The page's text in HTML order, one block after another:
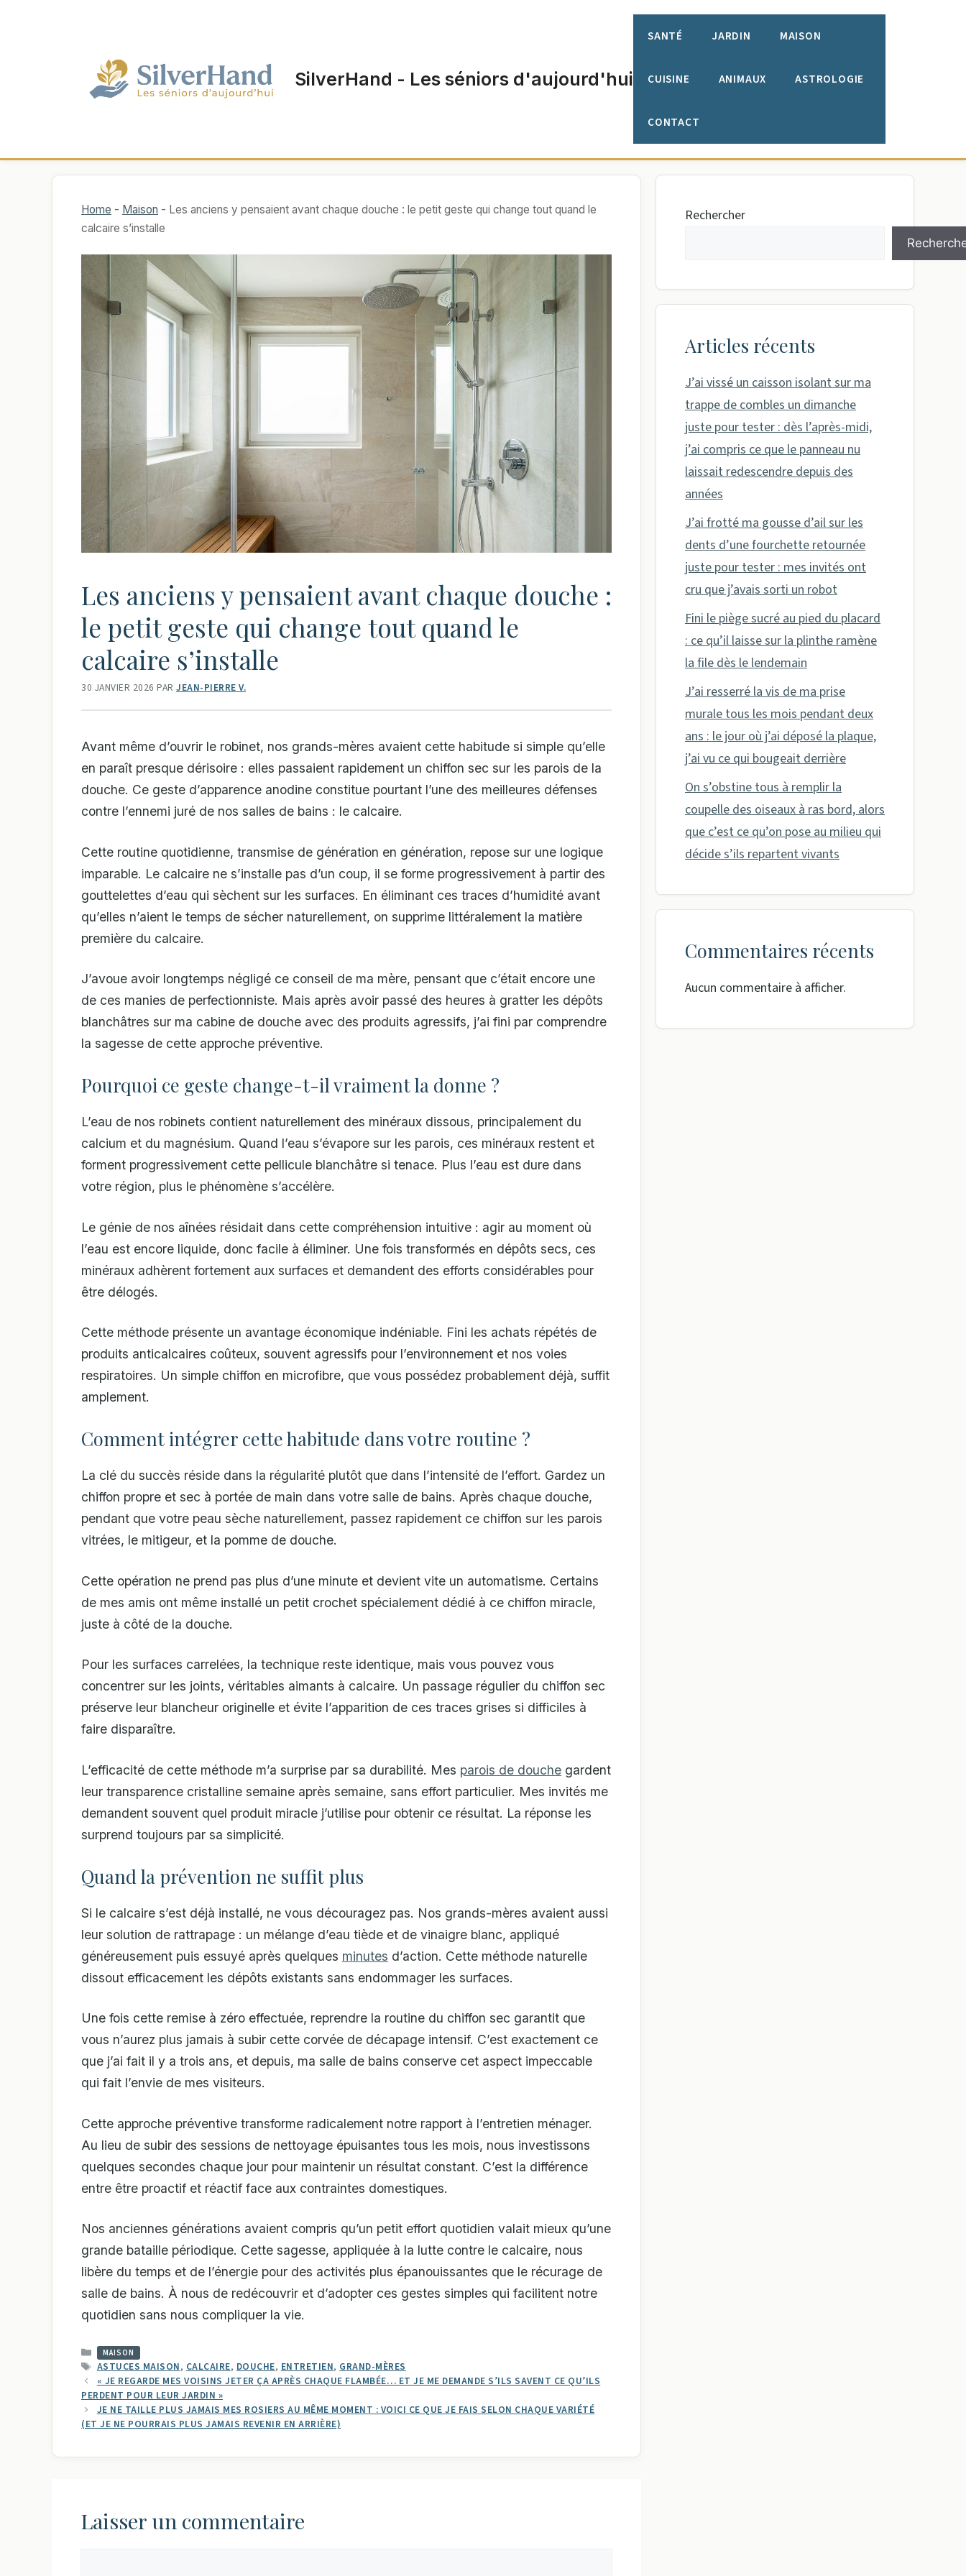
SilverHand - Les séniors d'aujourd'hui
SANTÉ JARDIN MAISON
CUISINE ANIMAUX ASTROLOGIE
CONTACT
Home - Maison - Les anciens y pensaient avant chaque douche : le petit geste qui change tout quand le
calcaire s’installe
Les anciens y pensaient avant chaque douche :
le petit geste qui change tout quand le
calcaire s’installe
30 JANVIER 2026 PAR JEAN-PIERRE V.
Avant même d’ouvrir le robinet, nos grands-mères avaient cette habitude si simple qu’elle
en paraît presque dérisoire : elles passaient rapidement un chiffon sec sur les parois de la
douche. Ce geste d’apparence anodine constitue pourtant l’une des meilleures défenses
contre l’ennemi juré de nos salles de bains : le calcaire.
Cette routine quotidienne, transmise de génération en génération, repose sur une logique
imparable. Le calcaire ne s’installe pas d’un coup, il se forme progressivement à partir des
gouttelettes d’eau qui sèchent sur les surfaces. En éliminant ces traces d’humidité avant
qu’elles n’aient le temps de sécher naturellement, on supprime littéralement la matière
première du calcaire.
J’avoue avoir longtemps négligé ce conseil de ma mère, pensant que c’était encore une
de ces manies de perfectionniste. Mais après avoir passé des heures à gratter les dépôts
blanchâtres sur ma cabine de douche avec des produits agressifs, j’ai fini par comprendre
la sagesse de cette approche préventive.
Pourquoi ce geste change-t-il vraiment la donne ?
L’eau de nos robinets contient naturellement des minéraux dissous, principalement du
calcium et du magnésium. Quand l’eau s’évapore sur les parois, ces minéraux restent et
forment progressivement cette pellicule blanchâtre si tenace. Plus l’eau est dure dans
votre région, plus le phénomène s’accélère.
Le génie de nos aînées résidait dans cette compréhension intuitive : agir au moment où
l’eau est encore liquide, donc facile à éliminer. Une fois transformés en dépôts secs, ces
minéraux adhèrent fortement aux surfaces et demandent des efforts considérables pour
être délogés.
Cette méthode présente un avantage économique indéniable. Fini les achats répétés de
produits anticalcaires coûteux, souvent agressifs pour l’environnement et nos voies
respiratoires. Un simple chiffon en microfibre, que vous possédez probablement déjà, suffit
amplement.
Comment intégrer cette habitude dans votre routine ?
La clé du succès réside dans la régularité plutôt que dans l’intensité de l’effort. Gardez un
chiffon propre et sec à portée de main dans votre salle de bains. Après chaque douche,
pendant que votre peau sèche naturellement, passez rapidement ce chiffon sur les parois
vitrées, le mitigeur, et la pomme de douche.
Cette opération ne prend pas plus d’une minute et devient vite un automatisme. Certains
de mes amis ont même installé un petit crochet spécialement dédié à ce chiffon miracle,
juste à côté de la douche.
Pour les surfaces carrelées, la technique reste identique, mais vous pouvez vous
concentrer sur les joints, véritables aimants à calcaire. Un passage régulier du chiffon sec
préserve leur blancheur originelle et évite l’apparition de ces traces grises si difficiles à
faire disparaître.
L’efficacité de cette méthode m’a surprise par sa durabilité. Mes parois de douche gardent
leur transparence cristalline semaine après semaine, sans effort particulier. Mes invités me
demandent souvent quel produit miracle j’utilise pour obtenir ce résultat. La réponse les
surprend toujours par sa simplicité.
Quand la prévention ne suffit plus
Si le calcaire s’est déjà installé, ne vous découragez pas. Nos grands-mères avaient aussi
leur solution de rattrapage : un mélange d’eau tiède et de vinaigre blanc, appliqué
généreusement puis essuyé après quelques minutes d’action. Cette méthode naturelle
dissout efficacement les dépôts existants sans endommager les surfaces.
Une fois cette remise à zéro effectuée, reprendre la routine du chiffon sec garantit que
vous n’aurez plus jamais à subir cette corvée de décapage intensif. C’est exactement ce
que j’ai fait il y a trois ans, et depuis, ma salle de bains conserve cet aspect impeccable
qui fait l’envie de mes visiteurs.
Cette approche préventive transforme radicalement notre rapport à l’entretien ménager.
Au lieu de subir des sessions de nettoyage épuisantes tous les mois, nous investissons
quelques secondes chaque jour pour maintenir un résultat constant. C’est la différence
entre être proactif et réactif face aux contraintes domestiques.
Nos anciennes générations avaient compris qu’un petit effort quotidien valait mieux qu’une
grande bataille périodique. Cette sagesse, appliquée à la lutte contre le calcaire, nous
libère du temps et de l’énergie pour des activités plus épanouissantes que le récurage de
salle de bains. À nous de redécouvrir et d’adopter ces gestes simples qui facilitent notre
quotidien sans nous compliquer la vie.
CATÉGORIES
MAISON
ÉTIQUETTES
ASTUCES MAISON, CALCAIRE, DOUCHE, ENTRETIEN, GRAND-MÈRES
« JE REGARDE MES VOISINS JETER ÇA APRÈS CHAQUE FLAMBÉE… ET JE ME DEMANDE S’ILS SAVENT CE QU’ILS
PERDENT POUR LEUR JARDIN »
JE NE TAILLE PLUS JAMAIS MES ROSIERS AU MÊME MOMENT : VOICI CE QUE JE FAIS SELON CHAQUE VARIÉTÉ
(ET JE NE POURRAIS PLUS JAMAIS REVENIR EN ARRIÈRE)
Laisser un commentaire
Rechercher
Articles récents
J’ai vissé un caisson isolant sur ma
trappe de combles un dimanche
juste pour tester : dès l’après-midi,
j’ai compris ce que le panneau nu
laissait redescendre depuis des
années
J’ai frotté ma gousse d’ail sur les
dents d’une fourchette retournée
juste pour tester : mes invités ont
cru que j’avais sorti un robot
Fini le piège sucré au pied du placard
: ce qu’il laisse sur la plinthe ramène
la file dès le lendemain
J’ai resserré la vis de ma prise
murale tous les mois pendant deux
ans : le jour où j’ai déposé la plaque,
j’ai vu ce qui bougeait derrière
On s’obstine tous à remplir la
coupelle des oiseaux à ras bord, alors
que c’est ce qu’on pose au milieu qui
décide s’ils repartent vivants
Commentaires récents
Aucun commentaire à afficher.